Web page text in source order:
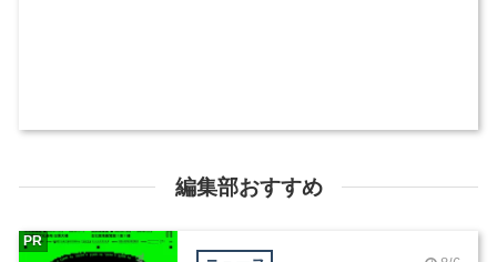
編集部おすすめ
PR